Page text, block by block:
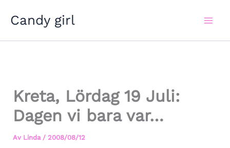
Candy girl
Kreta, Lördag 19 Juli:
Dagen vi bara var…
Av Linda / 2008/08/12